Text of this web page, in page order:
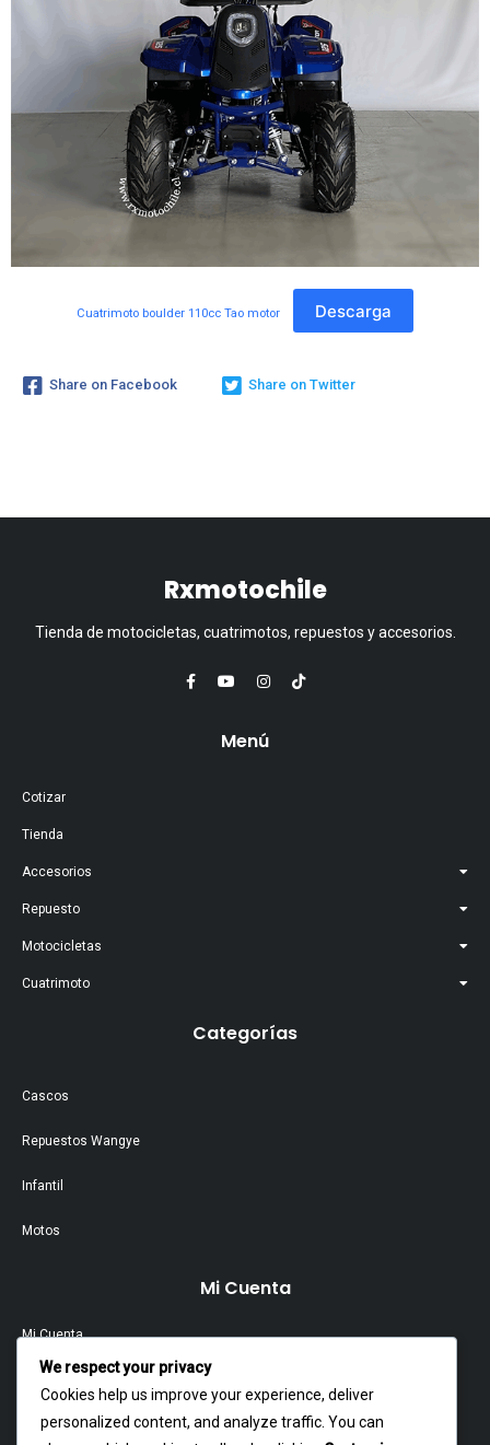
Cuatrimoto boulder 110cc Tao motor Descarga
Share on Facebook Share on Twitter
Rxmotochile
Tienda de motocicletas, cuatrimotos, repuestos y accesorios.
Menú
Cotizar
Tienda
Accesorios
Repuesto
Motocicletas
Cuatrimoto
Categorías
Cascos
Repuestos Wangye
Infantil
Motos
Mi Cuenta
Mi Cuenta
Garantía Y Devoluciones
We respect your privacy
Cookies help us improve your experience, deliver
personalized content, and analyze traffic. You can